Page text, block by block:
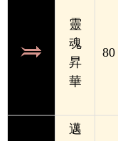
靈
魂
昇
華
80
邁